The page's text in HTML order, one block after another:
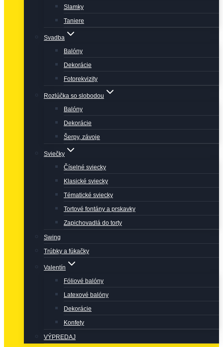
Slamky
Taniere
Svadba
Balóny
Dekorácie
Fotorekvizity
Rozlúčka so slobodou
Balóny
Dekorácie
Šerpy, závoje
Sviečky
Číselné sviecky
Klasické sviecky
Tématické sviecky
Tortové fontány a prskavky
Zapichovadlá do torty
Swing
Trúbky a fúkačky
Valentín
Fóliové balóny
Latexové balóny
Dekorácie
Konfety
VÝPREDAJ